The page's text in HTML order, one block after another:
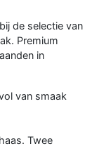
de selectie van
Premium
in
van smaak
Twee